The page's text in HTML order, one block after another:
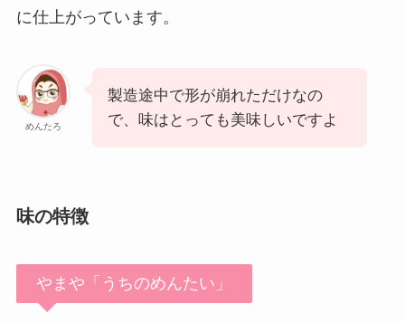
に仕上がっています。
めんたろ
製造途中で形が崩れただけなの
で、味はとっても美味しいですよ
味の特徴
やまや「うちのめんたい」